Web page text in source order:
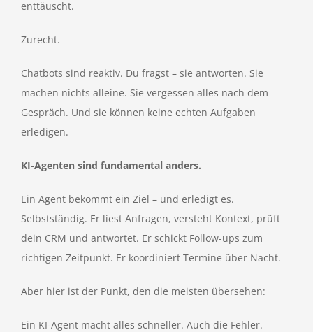
enttäuscht.
Zurecht.
Chatbots sind reaktiv. Du fragst – sie antworten. Sie
machen nichts alleine. Sie vergessen alles nach dem
Gespräch. Und sie können keine echten Aufgaben
erledigen.
KI-Agenten sind fundamental anders.
Ein Agent bekommt ein Ziel – und erledigt es.
Selbstständig. Er liest Anfragen, versteht Kontext, prüft
dein CRM und antwortet. Er schickt Follow-ups zum
richtigen Zeitpunkt. Er koordiniert Termine über Nacht.
Aber hier ist der Punkt, den die meisten übersehen:
Ein KI-Agent macht alles schneller. Auch die Fehler.